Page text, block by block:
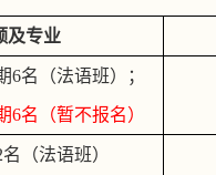
及专业
6名（法语班）；
6名（暂不报名）
名（法语班）